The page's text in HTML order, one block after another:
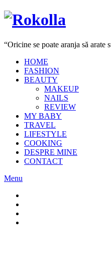
“Oricine se poate aranja să
HOME
FASHION
BEAUTY
MAKEUP
NAILS
REVIEW
MY BABY
TRAVEL
LIFESTYLE
COOKING
DESPRE MINE
CONTACT
Menu